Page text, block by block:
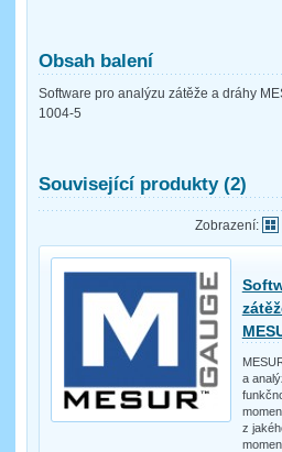
Obsah balení
Software pro analýzu zátěže a dráhy
1004-5
Související produkty (2)
Zobrazení:
a
z